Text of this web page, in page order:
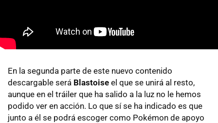
En la segunda parte de este nuevo contenido
descargable será Blastoise el que se unirá al resto,
aunque en el tráiler que ha salido a la luz no le hemos
podido ver en acción. Lo que sí se ha indicado es que
junto a él se podrá escoger como Pokémon de apoyo